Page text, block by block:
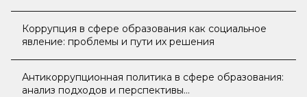
Коррупция в сфере образования как социальное
явление: проблемы и пути их решения
Антикоррупционная политика в сфере образования:
анализ подходов и перспективы